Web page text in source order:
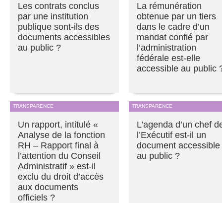
Les contrats conclus
par une institution
publique sont-ils des
documents accessibles
au public ?
La rémunération
obtenue par un tiers
dans le cadre d’un
mandat confié par
l’administration
fédérale est-elle
accessible au public
TRANSPARENCE
Un rapport, intitulé «
Analyse de la fonction
RH – Rapport final à
l’attention du Conseil
Administratif » est-il
exclu du droit d’accès
aux documents
officiels ?
TRANSPARENCE
L’agenda d’un chef
l’Exécutif est-il un
document accessible
au public ?